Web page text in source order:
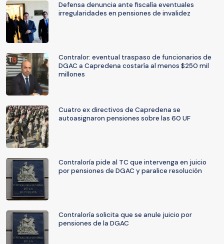
Defensa denuncia ante fiscalía eventuales
irregularidades en pensiones de invalidez
Contralor: eventual traspaso de funcionarios de
DGAC a Capredena costaría al menos $250 mil
millones
Cuatro ex directivos de Capredena se
autoasignaron pensiones sobre las 60 UF
Contraloría pide al TC que intervenga en juicio
por pensiones de DGAC y paralice resolución
Contraloría solicita que se anule juicio por
pensiones de la DGAC